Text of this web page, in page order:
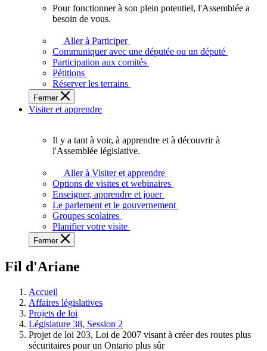
plein
potentiel,
l'Assemblée
a
besoin
de
Pour fonctionner à son plein potentiel, l'Assemblée a
besoin de vous.
Aller à Participer
Communiquer avec une députée ou un député
Participation aux comités
Pétitions
Réserver les terrains
Fermer
Visiter et apprendre
voir,
apprendre
et
à
à
législative.
Il y a tant à voir, à apprendre et à découvrir à
l'Assemblée législative.
Aller à Visiter et apprendre
Options de visites et webinaires
Enseigner, apprendre et jouer
Le parlement et le gouvernement
Groupes scolaires
Planifier votre visite
Fermer
Fil d'Ariane
Accueil
Affaires législatives
Projets de loi
Législature 38, Session 2
Projet de loi 203, Loi de 2007 visant à créer des routes plus
sécuritaires pour un Ontario plus sûr